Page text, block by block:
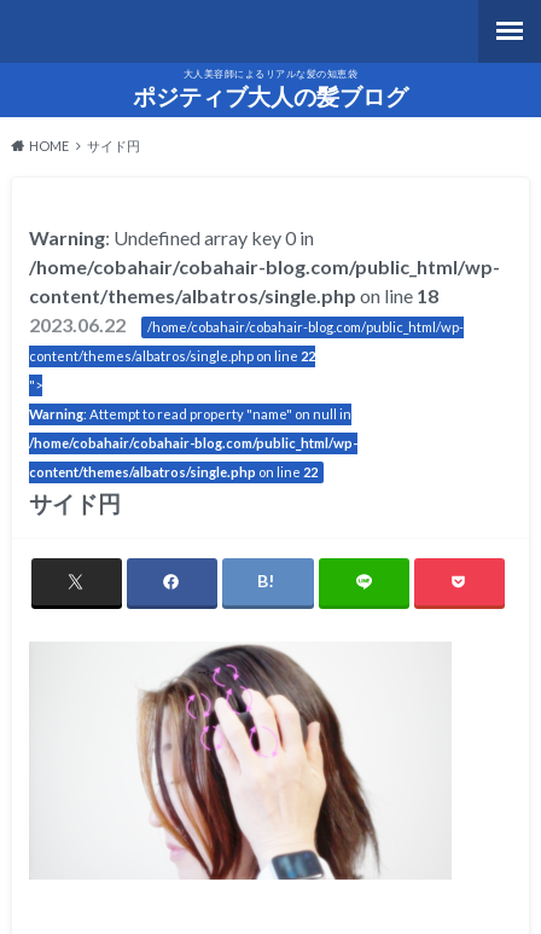
大人美容師によるリアルな髪の知恵袋
ポジティブ大人の髪ブログ
HOME サイド円
Warning: Undefined array key 0 in
/home/cobahair/cobahair-blog.com/public_html/wp-
content/themes/albatros/single.php on line 18
2023.06.22
/home/cobahair/cobahair-blog.com/public_html/wp-
content/themes/albatros/single.php on line 22
">
Warning: Attempt to read property "name" on null in
/home/cobahair/cobahair-blog.com/public_html/wp-
content/themes/albatros/single.php on line 22
サイド円